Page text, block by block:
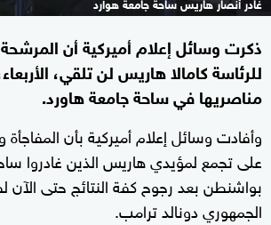
ذكرت وسائل إعلام أميركية أن
للرئاسة كامالا هاريس لن تلقي،
مناصريها في ساحة جامعة هاورد.
وأفادت وسائل إعلام أميركية بأن
على تجمع لمؤيدي هاريس الذين غادروا
بواشنطن بعد رجوح كفة النتائج حتى الآن
الجمهوري دونالد ترامب.